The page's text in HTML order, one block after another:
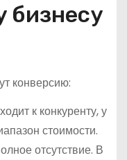
бизнесу
конверсию:
к конкуренту, у
стоимости.
отсутствие. В